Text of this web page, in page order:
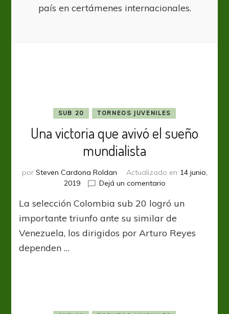
país en certámenes internacionales.
SUB 20 TORNEOS JUVENILES
Una victoria que avivó el sueño
mundialista
por Steven Cardona Roldan Actualizado en 14 junio,
2019
Dejá un comentarioen
victoria
que
el
La selección Colombia sub 20 logró un
importante triunfo ante su similar de
Venezuela, los dirigidos por Arturo Reyes
dependen …